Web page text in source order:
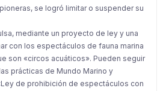
se logró limitar o suspender su
mediante un proyecto de ley y una
con los espectáculos de fauna marina
son «circos acuáticos». Pueden seguir
prácticas de Mundo Marino y
de prohibición de espectáculos con